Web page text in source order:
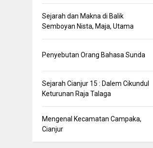
Sejarah dan Makna di Balik
Semboyan Nista, Maja, Utama
Penyebutan Orang Bahasa Sunda
Sejarah Cianjur 15 : Dalem Cikundul
Keturunan Raja Talaga
Mengenal Kecamatan Campaka,
Cianjur